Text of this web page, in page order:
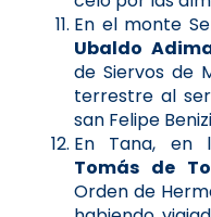
En el monte
Ubaldo
de Siervos de
terrestre al
san Felipe
En Tana, en
Tomás de
Orden de